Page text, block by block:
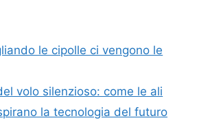
le cipolle ci vengono le
volo silenzioso: come le ali
la tecnologia del futuro